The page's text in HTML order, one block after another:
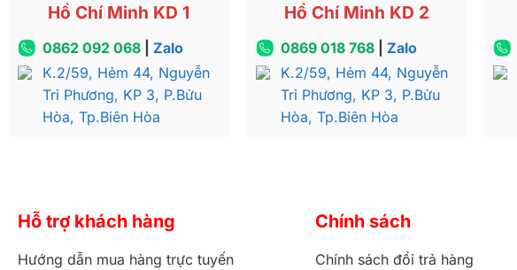
Hồ Chí Minh KD 1
0862 092 068| Zalo
K.2/59, Hẻm 44, Nguyễn
Tri Phương, KP 3, P.Bửu
Hòa, Tp.Biên Hòa
Hồ Chí Minh KD 2
0869 018 768| Zalo
K.2/59, Hẻm 44, Nguyễn
Tri Phương, KP 3, P.Bửu
Hòa, Tp.Biên Hòa
Hỗ trợ khách hàng
Hướng dẫn mua hàng trực tuyến
Chính sách
Chính sách đổi trả hàng